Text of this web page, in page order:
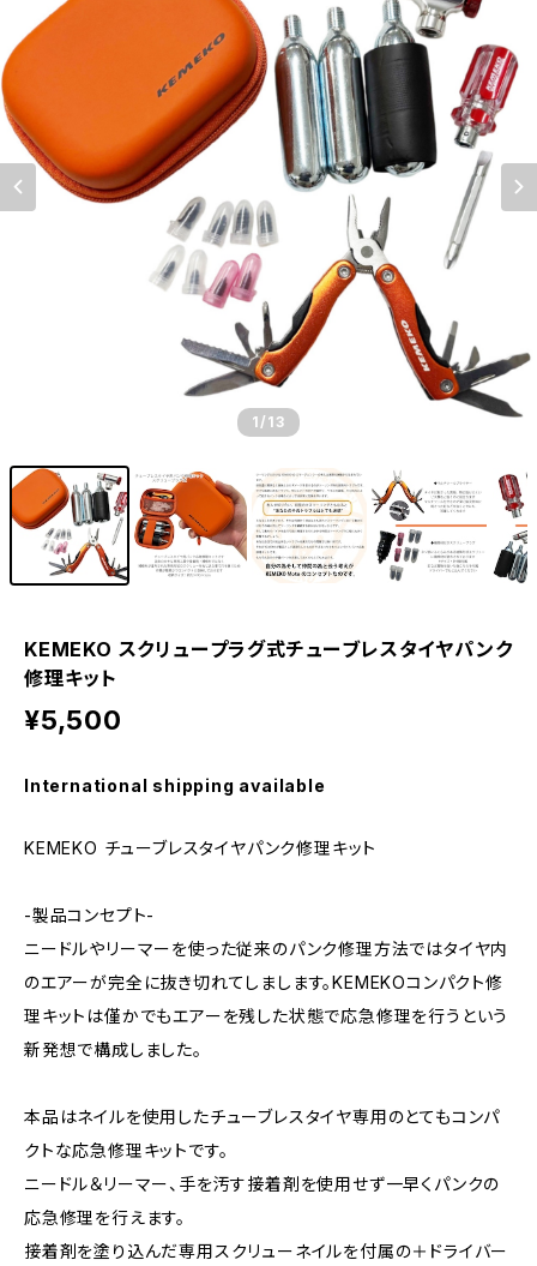
1 /13
KEMEKO スクリュープラグ式チューブレスタイヤパンク
修理キット
¥5,500
International shipping available
KEMEKO チューブレスタイヤパンク修理キット
-製品コンセプト-
ニードルやリーマーを使った従来のパンク修理方法ではタイヤ内
のエアーが完全に抜き切れてしまします。KEMEKOコンパクト修
理キットは僅かでもエアーを残した状態で応急修理を行うという
新発想で構成しました。
本品はネイルを使用したチューブレスタイヤ専用のとてもコンパ
クトな応急修理キットです。
ニードル＆リーマー、手を汚す接着剤を使用せず一早くパンクの
応急修理を行えます。
接着剤を塗り込んだ専用スクリューネイルを付属の＋ドライバー